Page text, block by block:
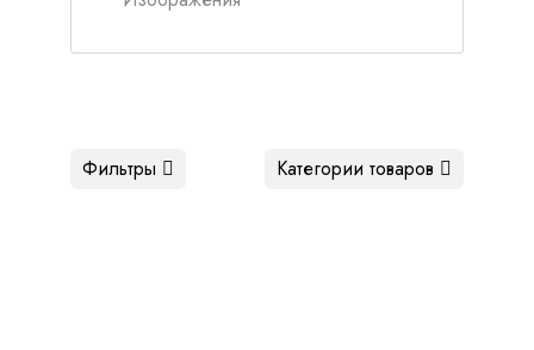
Категории товаров
Фильтры